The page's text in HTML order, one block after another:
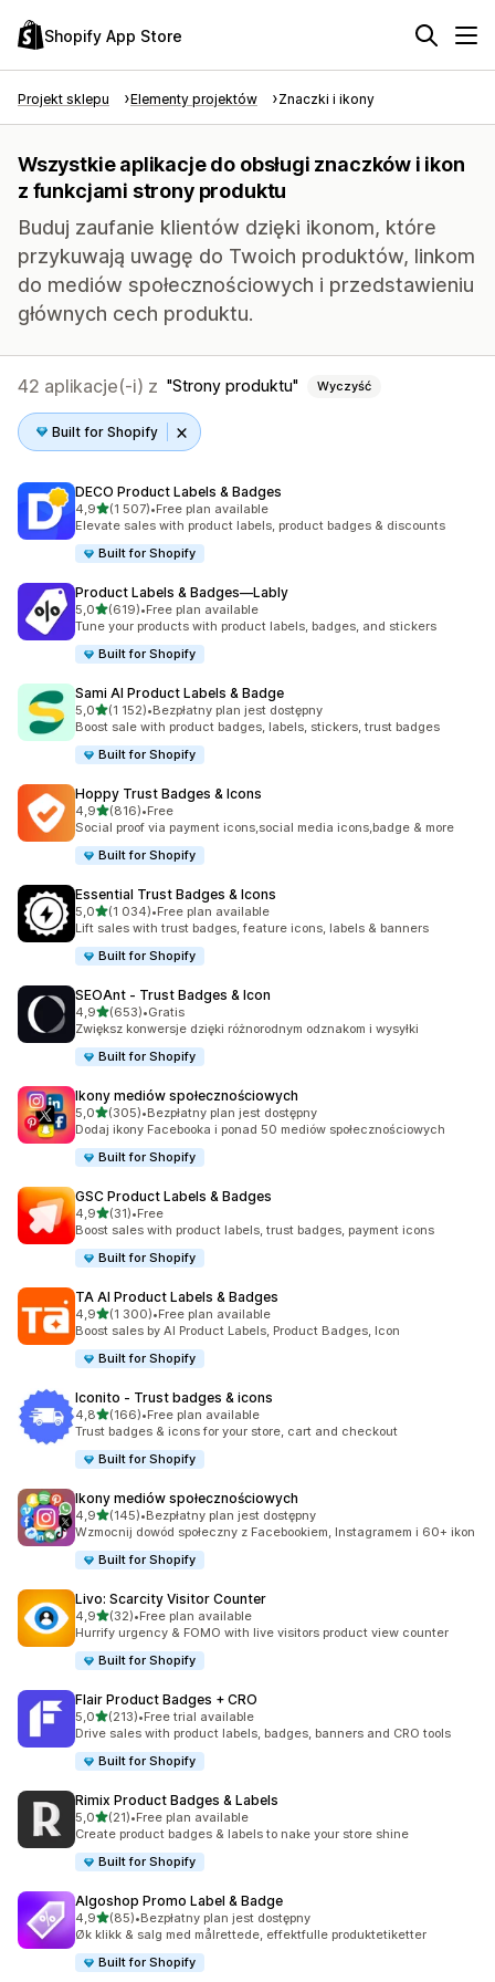
Shopify App Store
Projekt sklepu Elementy projektów Znaczki i ikony
Wszystkie aplikacje do obsługi znaczków i ikon
z funkcjami strony produktu
Buduj zaufanie klientów dzięki ikonom, które
przykuwają uwagę do Twoich produktów, linkom
do mediów społecznościowych i przedstawieniu
głównych cech produktu.
42 aplikacje(-i) z Strony produktu Wyczyść
Built for Shopify
DECO Product Labels & Badges
4,9na 5 gwiazdek
(1 507)
Łączna liczba recenzji: 1507
•Free plan available
Elevate sales with product labels, product badges & discounts
Built for Shopify
Product Labels & Badges—Lably
5,0na 5 gwiazdek
(619)
Łączna liczba recenzji: 619
•Free plan available
Tune your products with product labels, badges, and stickers
Built for Shopify
Sami AI Product Labels & Badge
5,0na 5 gwiazdek
(1 152)
Łączna liczba recenzji: 1152
•Bezpłatny plan jest dostępny
Boost sale with product badges, labels, stickers, trust badges
Built for Shopify
Hoppy Trust Badges & Icons
4,9na 5 gwiazdek
(816)
Łączna liczba recenzji: 816
•Free
Social proof via payment icons,social media icons,badge & more
Built for Shopify
Essential Trust Badges & Icons
5,0na 5 gwiazdek
(1 034)
Łączna liczba recenzji: 1034
•Free plan available
Lift sales with trust badges, feature icons, labels & banners
Built for Shopify
SEOAnt ‑ Trust Badges & Icon
4,9na 5 gwiazdek
(653)
Łączna liczba recenzji: 653
•Gratis
Zwiększ konwersje dzięki różnorodnym odznakom i wysyłki
Built for Shopify
Ikony mediów społecznościowych
5,0na 5 gwiazdek
(305)
Łączna liczba recenzji: 305
•Bezpłatny plan jest dostępny
Dodaj ikony Facebooka i ponad 50 mediów społecznościowych
Built for Shopify
GSC Product Labels & Badges
4,9na 5 gwiazdek
(31)
Łączna liczba recenzji: 31
•Free
Boost sales with product labels, trust badges, payment icons
Built for Shopify
TA AI Product Labels & Badges
4,9na 5 gwiazdek
(1 300)
Łączna liczba recenzji: 1300
•Free plan available
Boost sales by AI Product Labels, Product Badges, Icon
Built for Shopify
Iconito ‑ Trust badges & icons
4,8na 5 gwiazdek
(166)
Łączna liczba recenzji: 166
•Free plan available
Trust badges & icons for your store, cart and checkout
Built for Shopify
Ikony mediów społecznościowych
4,9na 5 gwiazdek
(145)
Łączna liczba recenzji: 145
•Bezpłatny plan jest dostępny
Wzmocnij dowód społeczny z Facebookiem, Instagramem i 60+ ikon
Built for Shopify
Livo: Scarcity Visitor Counter
4,9na 5 gwiazdek
(32)
Łączna liczba recenzji: 32
•Free plan available
Hurrify urgency & FOMO with live visitors product view counter
Built for Shopify
Flair Product Badges + CRO
5,0na 5 gwiazdek
(213)
Łączna liczba recenzji: 213
•Free trial available
Drive sales with product labels, badges, banners and CRO tools
Built for Shopify
Rimix Product Badges & Labels
5,0na 5 gwiazdek
(21)
Łączna liczba recenzji: 21
•Free plan available
Create product badges & labels to nake your store shine
Built for Shopify
Algoshop Promo Label & Badge
4,9na 5 gwiazdek
(85)
Łączna liczba recenzji: 85
•Bezpłatny plan jest dostępny
Øk klikk & salg med målrettede, effektfulle produktetiketter
Built for Shopify